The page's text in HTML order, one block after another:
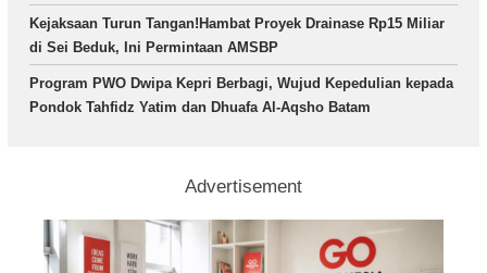
Kejaksaan Turun Tangan!Hambat Proyek Drainase Rp15 Miliar
di Sei Beduk, Ini Permintaan AMSBP
Program PWO Dwipa Kepri Berbagi, Wujud Kepedulian kepada
Pondok Tahfidz Yatim dan Dhuafa Al-Aqsho Batam
Advertisement